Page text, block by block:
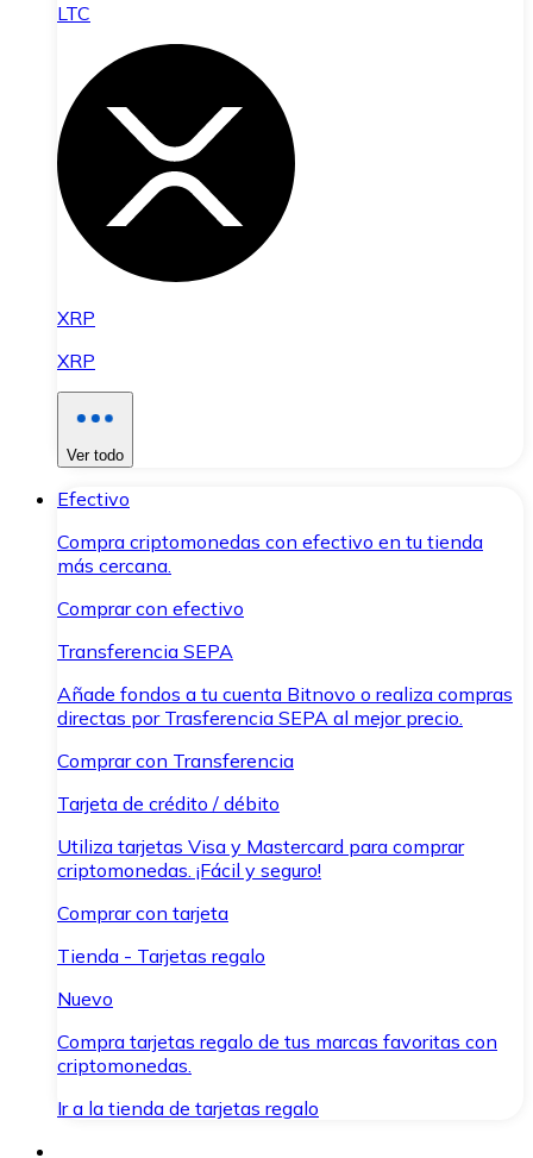
LTC
XRP
XRP
Ver todo
Efectivo
Compra criptomonedas con efectivo en tu tienda
más cercana.
Comprar con efectivo
Transferencia SEPA
Añade fondos a tu cuenta Bitnovo o realiza compras
directas por Trasferencia SEPA al mejor precio.
Comprar con Transferencia
Tarjeta de crédito / débito
Utiliza tarjetas Visa y Mastercard para comprar
criptomonedas. ¡Fácil y seguro!
Comprar con tarjeta
Tienda - Tarjetas regalo
Nuevo
Compra tarjetas regalo de tus marcas favoritas con
criptomonedas.
Ir a la tienda de tarjetas regalo